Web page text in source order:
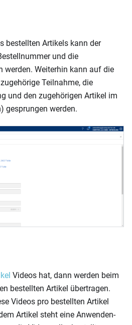
bestellten Artikels kann der
und die
werden. Weiterhin kann auf die
Teilnahme, die
und den zugehörigen Artikel im
gesprungen werden.
Videos hat, dann werden beim
bestellten Artikel übertragen.
Videos pro bestellten Artikel
Artikel steht eine Anwenden-